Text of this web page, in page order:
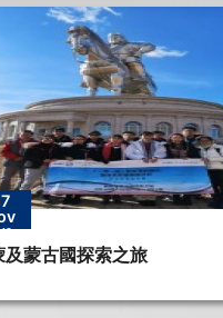
及蒙古國探索之旅